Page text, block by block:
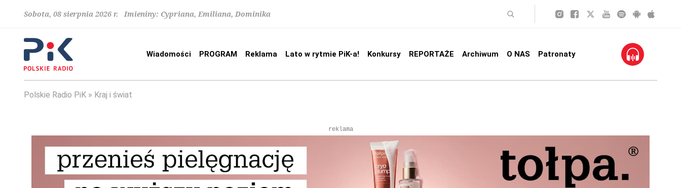
Sobota, 08 sierpnia 2026 r. Imieniny: Cypriana, Emiliana, Dominika
Wiadomości PROGRAM Reklama Lato w rytmie PiK-a! Konkursy REPORTAŻE Archiwum O NAS Patronaty
Polskie Radio PiK Kraj i świat
reklama